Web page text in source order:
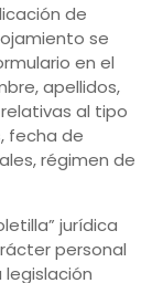
de
se
en el
apellidos,
al tipo
fecha de
régimen de
jurídica
personal
legislación